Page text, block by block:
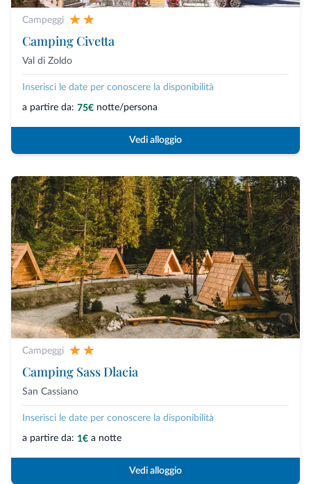
Campeggi
Camping Civetta
Val di Zoldo
Inserisci le date per conoscere la disponibilità
a partire da: 75€ notte/persona
Vedi alloggio
Campeggi
Camping Sass Dlacia
San Cassiano
Inserisci le date per conoscere la disponibilità
a partire da: 1€ a notte
Vedi alloggio